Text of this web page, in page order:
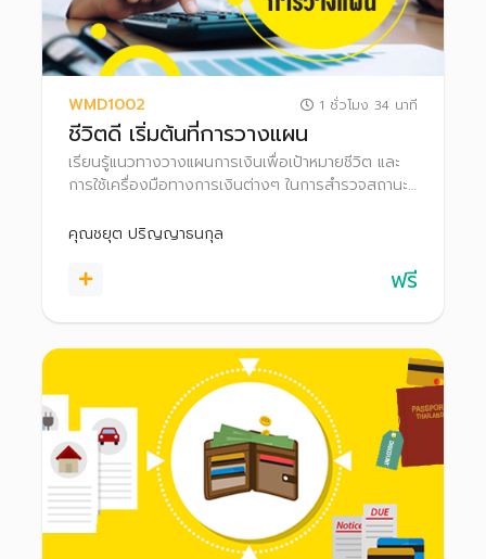
WMD1002 1 ชั่วโมง 34 นาที
ชีวิตดี เริ่มต้นที่การวางแผน
เรียนรู้แนวทางวางแผนการเงินเพื่อเป้าหมายชีวิต และ
การใช้เครื่องมือทางการเงินต่างๆ ในการสำรวจสถานะ
ของตนเองได้
คุณชยุต ปริญญาธนกุล
ฟรี